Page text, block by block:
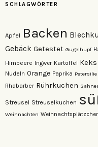
SCHLAGWÖRTER
Apfel Backen
Gebäck Getestet Gugelhupf
Himbeere Ingwer Kartoffel Keks
Nudeln Orange Paprika Petersilie
Rhabarber Rührkuchen
Streusel Streuselkuchen
Weihnachten